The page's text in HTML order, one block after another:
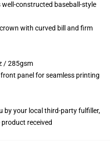
constructed baseball-style
with curved bill and firm
/ 285gsm
panel for seamless printing
by your local third-party fulfiller,
received